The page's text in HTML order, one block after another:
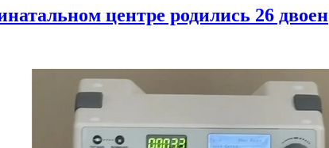
центре родились 26 двоен